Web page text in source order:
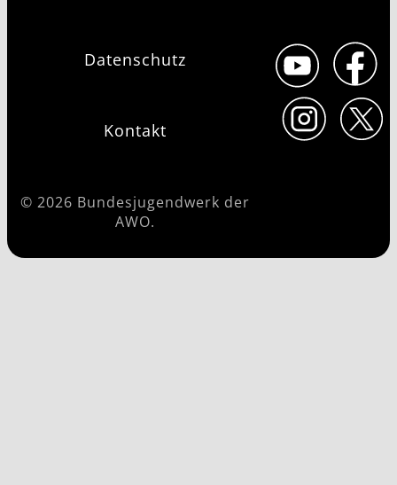
Datenschutz
Kontakt
© 2026 Bundesjugendwerk der
AWO.